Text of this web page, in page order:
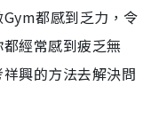
都感到乏力，令
經常感到疲乏無
興的方法去解決問